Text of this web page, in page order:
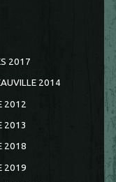
2017
2014
2012
2013
2018
2019